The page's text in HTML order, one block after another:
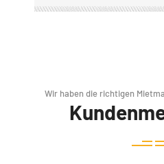
Wir haben die richtigen